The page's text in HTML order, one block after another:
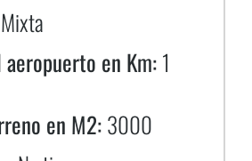
Mixta
en Km:1
en M2:3000